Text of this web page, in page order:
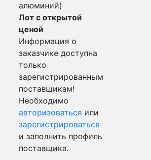
алюминий)
Лот с открытой
ценой
Информация о
заказчике доступна
только
зарегистрированным
поставщикам!
Необходимо
авторизоваться или
зарегистрироваться
и заполнить профиль
поставщика.